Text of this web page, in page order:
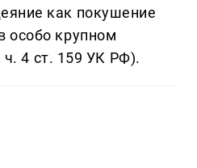
как покушение
особо крупном
ч. 4 ст. 159 УК РФ).